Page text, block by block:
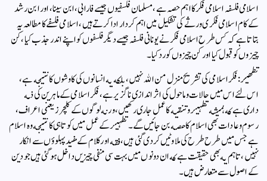
اسلامی فلسفہ اسلامی فکر کا اہم حصہ ہے، مسلمان فلسفیوں جیسے فارابى، ابن سینا، اور ابن رشد
کے کام اسلامی فکری ورثے کی تشکیل میں اہم کردار ادا کرتے ہیں، اسلامی فلسفے کا مطالعہ یہ
بتاتا ہے کہ کس طرح اسلامی فکر نے یونانی فلسفہ جیسے دیگر فلسفوں کو اپنے اندر جذب کیا، كن
چيزوں كو قبول كيا اور كن چيزوں كو رد كيا۔
تطهير:فكر اسلامى كى تشريح منزل من الله نہيں، بلكه يه انسانوں كى كاوشوں كا نتيجه ہے،
اس لئے اس ميں حالات وماحول كى اثر اندازى نا گزير ہے، فكر اسلامى كے ماہرين كى ذمه
دارى ہے كه ہميشه تطہير وتنقيه كا عمل جارى ركهيں، ورنه لوگوں كے كلچرز يعنى اعراف،
رسوم وعادات بهى اسلام كا حصه بن جائيں گے۔تطہير كے عمل ميں كوتاہى كا نتيجه وه اسلام
ہے جس ميں طرح طرح كى ملاوٹيں كردى گئى ہيں، فقه اور كلام كے مفيد پہلوؤں سے انكار
نہيں، تاہم يه بهى حقيقت ہے كه ان دونوں ميں بہت سى منفى چيزيں داخل ہوگئى ہيں جو دين
كے اصول سے متعارض ہيں۔